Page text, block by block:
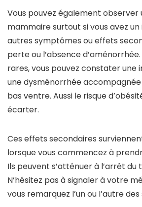
Vous pouvez également observer
mammaire surtout si vous avez un
autres symptômes ou effets
perte ou l’absence
rares, vous pouvez constater une
une dysménorrhée accompagnée
bas ventre. Aussi le risque
écarter.
Ces effets secondaires
lorsque vous commencez à
Ils peuvent s’atténuer à l’arrêt
N’hésitez pas à signaler à votre
vous remarquez l’un ou l’autre